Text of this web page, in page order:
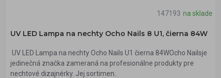
147193 na sklade
UV LED Lampa na nechty Ocho Nails 8 U1, čierna 84W
UV LED Lampa na nechty Ocho Nails U1 čierna 84WOcho Nailsje
jedinečná značka zameraná na profesionálne produkty pre
nechtové dizajnérky. Jej sortimen..